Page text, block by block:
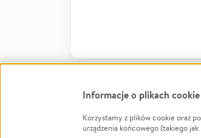
Informacje o plikach cookie
Korzystamy z plików cookie oraz
urządzenia końcowego (takiego